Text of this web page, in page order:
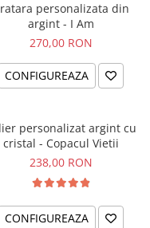
personalizata din
argint - I Am
270,00 RON
CONFIGUREAZA
personalizat argint cu
cristal - Copacul Vietii
238,00 RON
CONFIGUREAZA